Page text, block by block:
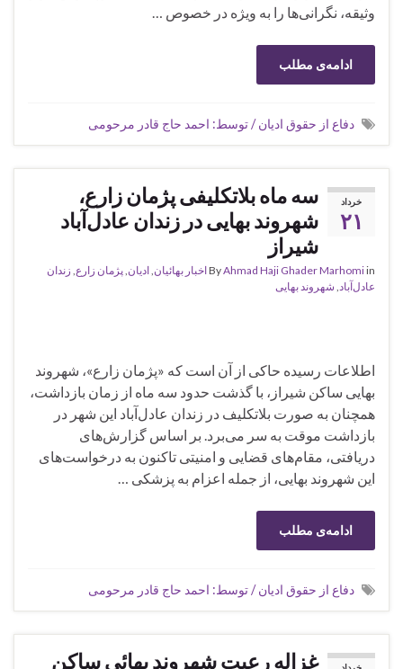
وثیقه، نگرانی‌ها را به ویژه در خصوص …
ادامه‌ی مطلب
دفاع از حقوق ادیان / توسط: احمد حاج قادر مرحومی
خرداد
۲۱
سه ماه بلاتکلیفی پژمان زارع،
شهروند بهایی در زندان عادل‌آباد
شیراز
ByAhmad Haji Ghader Marhomiin اخبار بهائیان ادیان پژمان زارع زندان
عادل‌آباد شهروند بهایی
اطلاعات رسیده حاکی از آن است که «پژمان زارع»، شهروند
بهایی ساکن شیراز، با گذشت حدود سه ماه از زمان بازداشت،
همچنان به صورت بلاتکلیف در زندان عادل‌آباد این شهر در
بازداشت موقت به سر می‌برد. بر اساس گزارش‌های
دریافتی، مقام‌های قضایی و امنیتی تاکنون به درخواست‌های
این شهروند بهایی، از جمله اعزام به پزشکی …
ادامه‌ی مطلب
دفاع از حقوق ادیان / توسط: احمد حاج قادر مرحومی
غزاله رعیت شهروند بهائی ساکن